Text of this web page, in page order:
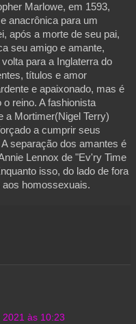
Marlowe, em 1593,
anacrônica para um
após a morte de seu pai,
seu amigo e amante,
para a Inglaterra do
títulos e amor
e apaixonado, mas é
reino. A fashionista
a Mortimer(Nigel Terry)
a cumprir seus
separação dos amantes é
Lennox de "Ev'ry Time
isso, do lado de fora
homossexuais.
às 10:23